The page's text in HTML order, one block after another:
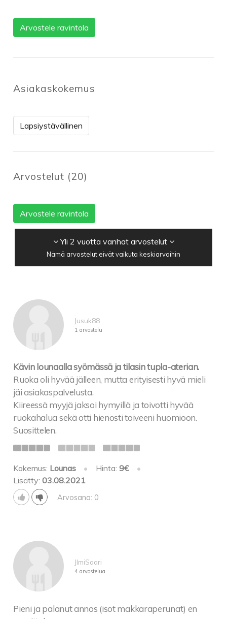
Arvostele ravintola
Asiakaskokemus
Lapsiystävällinen
Arvostelut (20)
Arvostele ravintola
Yli 2 vuotta vanhat arvostelut
Nämä arvostelut eivät vaikuta keskiarvoihin
Jusuk88
1 arvostelu
Kävin lounaalla syömässä ja tilasin tupla-aterian.
Ruoka oli hyvää jälleen, mutta erityisesti hyvä mieli
jäi asiakaspalvelusta.
Kiireessä myyjä jaksoi hymyillä ja toivotti hyvää
ruokahalua sekä otti hienosti toiveeni huomioon.
Suosittelen.
Kokemus: Lounas • Hinta: 9€
•
Lisätty:03.08.2021
Arvosana: 0
JImiSaari
4 arvostelua
Pieni ja palanut annos (isot makkaraperunat) en